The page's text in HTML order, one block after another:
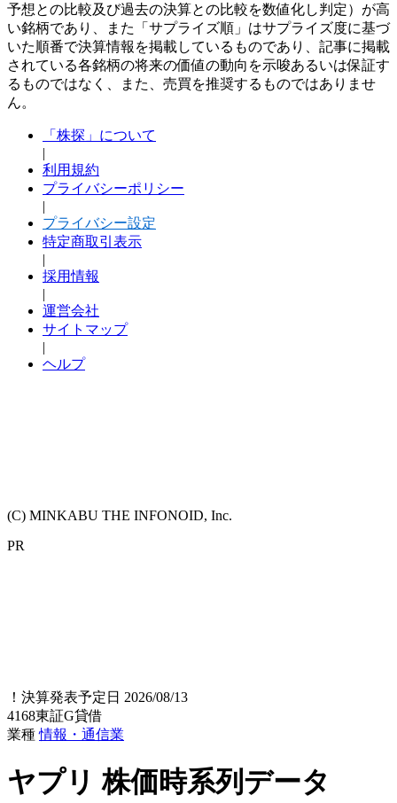
予想との比較及び過去の決算との比較を数値化し判定）が高
い銘柄であり、また「サプライズ順」はサプライズ度に基づ
いた順番で決算情報を掲載しているものであり、記事に掲載
されている各銘柄の将来の価値の動向を示唆あるいは保証す
るものではなく、また、売買を推奨するものではありませ
ん。
「株探」について
|
利用規約
プライバシーポリシー
|
プライバシー設定
特定商取引表示
|
採用情報
|
運営会社
サイトマップ
|
ヘルプ
(C) MINKABU THE INFONOID, Inc.
PR
！ 決算発表予定日 2026/08/13
4168東証G貸借
業種情報・通信業
ヤプリ株価時系列データ